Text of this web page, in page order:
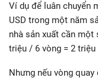
Ví dụ để luân chuyển
USD trong một năm
nhà sản xuất cần một
triệu / 6 vòng = 2 triệu
Nhưng nếu vòng